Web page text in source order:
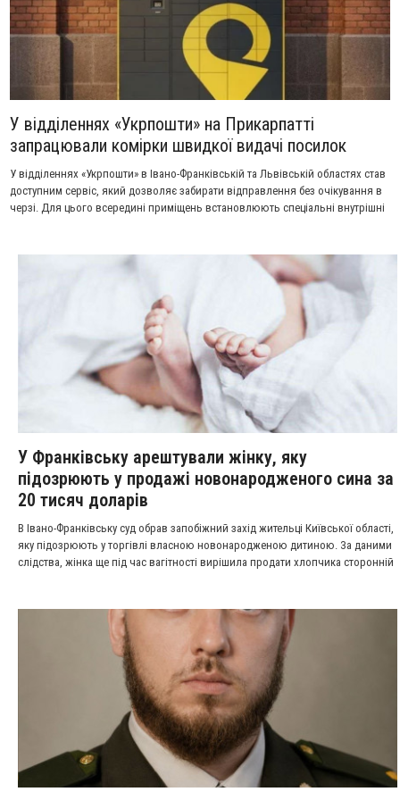
У відділеннях «Укрпошти» на Прикарпатті
запрацювали комірки швидкої видачі посилок
У відділеннях «Укрпошти» в Івано-Франківській та Львівській областях став
доступним сервіс, який дозволяє забирати відправлення без очікування в
черзі. Для цього всередині приміщень встановлюють спеціальні внутрішні
У Франківську арештували жінку, яку
підозрюють у продажі новонародженого сина за
20 тисяч доларів
В Івано-Франківську суд обрав запобіжний захід жительці Київської області,
яку підозрюють у торгівлі власною новонародженою дитиною. За даними
слідства, жінка ще під час вагітності вирішила продати хлопчика сторонній